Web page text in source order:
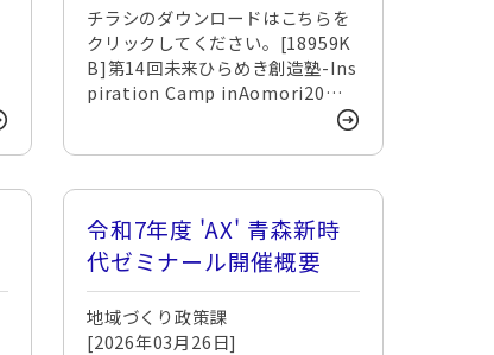
チラシのダウンロードはこちらを
クリックしてください。[18959K
B]第14回未来ひらめき創造塾-Ins
piration Camp inAomori20…
令和7年度 'AX' 青森新時
代ゼミナール開催概要
地域づくり政策課
[2026年03月26日]